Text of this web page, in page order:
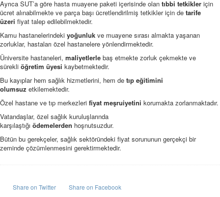
Ayrıca SUT’a göre hasta muayene paketi içerisinde olan tıbbi tetkikler için
ücret alınabilmekte ve parça başı ücretlendirilmiş tetkikler için de tarife
üzeri fiyat talep edilebilmektedir.
Kamu hastanelerindeki yoğunluk ve muayene sırası almakta yaşanan
zorluklar, hastaları özel hastanelere yönlendirmektedir.
Üniversite hastaneleri, maliyetlerle baş etmekte zorluk çekmekte ve
sürekli öğretim üyesi kaybetmektedir.
Bu kayıplar hem sağlık hizmetlerini, hem de tıp eğitimini
olumsuz etkilemektedir.
Özel hastane ve tıp merkezleri fiyat meşruiyetini korumakta zorlanmaktadır.
Vatandaşlar, özel sağlık kuruluşlarında
karşılaştığı ödemelerden hoşnutsuzdur.
Bütün bu gerekçeler, sağlık sektöründeki fiyat sorununun gerçekçi bir
zeminde çözümlenmesini gerektirmektedir.
Share on Twitter Share on Facebook